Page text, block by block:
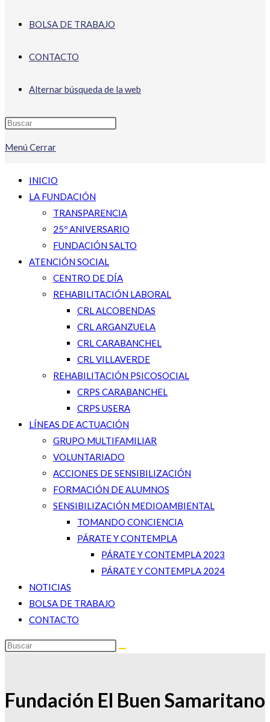
BOLSA DE TRABAJO
CONTACTO
Alternar búsqueda de la web
Menú Cerrar
INICIO
LA FUNDACIÓN
TRANSPARENCIA
25º ANIVERSARIO
FUNDACIÓN SALTO
ATENCIÓN SOCIAL
CENTRO DE DÍA
REHABILITACIÓN LABORAL
CRL ALCOBENDAS
CRL ARGANZUELA
CRL CARABANCHEL
CRL VILLAVERDE
REHABILITACIÓN PSICOSOCIAL
CRPS CARABANCHEL
CRPS USERA
LÍNEAS DE ACTUACIÓN
GRUPO MULTIFAMILIAR
VOLUNTARIADO
ACCIONES DE SENSIBILIZACIÓN
FORMACIÓN DE ALUMNOS
SENSIBILIZACIÓN MEDIOAMBIENTAL
TOMANDO CONCIENCIA
PÁRATE Y CONTEMPLA
PÁRATE Y CONTEMPLA 2023
PÁRATE Y CONTEMPLA 2024
NOTICIAS
BOLSA DE TRABAJO
CONTACTO
Fundación El Buen Samaritano